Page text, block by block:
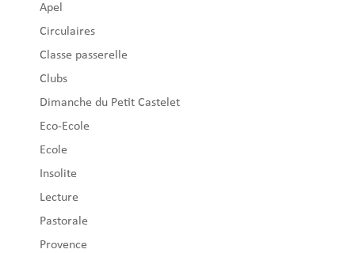
Apel
Circulaires
Classe passerelle
Clubs
Dimanche du Petit Castelet
Eco-Ecole
Ecole
Insolite
Lecture
Pastorale
Provence